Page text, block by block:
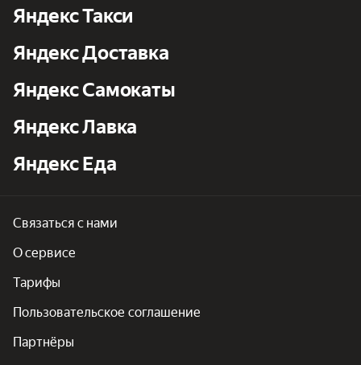
Яндекс Такси
Яндекс Доставка
Яндекс Самокаты
Яндекс Лавка
Яндекс Еда
Связаться с нами
О сервисе
Тарифы
Пользовательское соглашение
Партнёры